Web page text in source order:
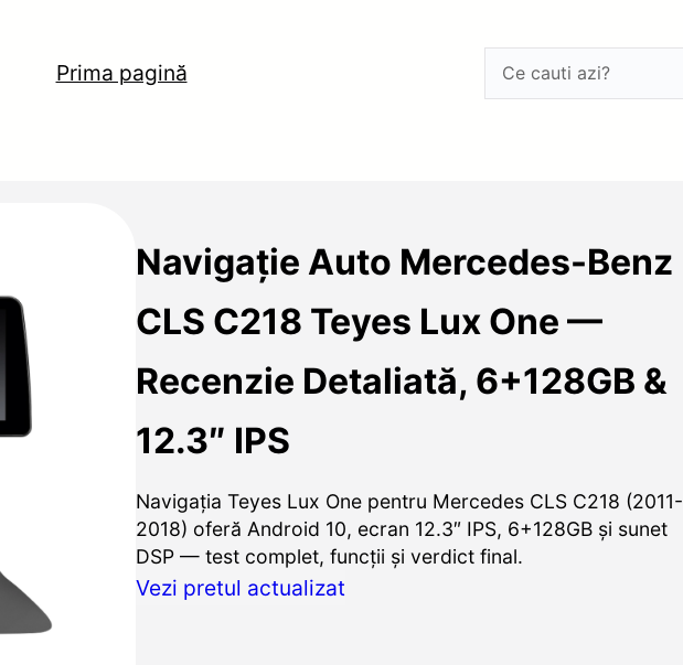
Prima pagină
Navigație Auto Mercedes-Benz
CLS C218 Teyes Lux One —
Recenzie Detaliată, 6+128GB &
12.3″ IPS
Navigația Teyes Lux One pentru Mercedes CLS C218 (2011-
2018) oferă Android 10, ecran 12.3″ IPS, 6+128GB și sunet
DSP — test complet, funcții și verdict final.
Vezi pretul actualizat